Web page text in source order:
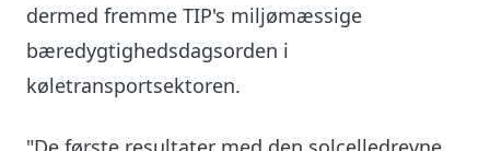
dermed fremme TIP's miljømæssige
bæredygtighedsdagsorden i
køletransportsektoren.